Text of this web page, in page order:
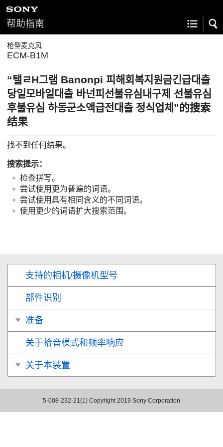
帮助指南
枪型麦克风
ECM-B1M
“탤ㄹH그램 Banonpi 피해회복지원금긴급대출
당일모바일대출 바넌피선불유심내구제 선불유심
후불유심 하동군소액급전대출 정식업체”的搜索
结果
找不到任何结果。
搜索提示：
检查拼写。
尝试使用更为普遍的词语。
尝试使用具有相同含义的不同词语。
使用更少的词语扩大搜索范围。
支持的相机/摄像机型号
部件识别
准备
关于拾音模式和频率响应
关于本装置
5-008-232-21(1) Copyright 2019 Sony Corporation